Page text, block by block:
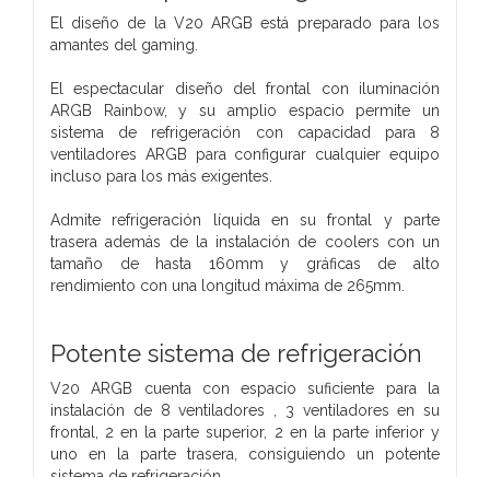
El diseño de la V20 ARGB está preparado para los
amantes del gaming.
El espectacular diseño del frontal con iluminación
ARGB Rainbow, y su amplio espacio permite un
sistema de refrigeración con capacidad para 8
ventiladores ARGB para configurar cualquier equipo
incluso para los más exigentes.
Admite refrigeración líquida en su frontal y parte
trasera además de la instalación de coolers con un
tamaño de hasta 160mm y gráficas de alto
rendimiento con una longitud máxima de 265mm.
Potente sistema de refrigeración
V20 ARGB cuenta con espacio suficiente para la
instalación de 8 ventiladores , 3 ventiladores en su
frontal, 2 en la parte superior, 2 en la parte inferior y
uno en la parte trasera, consiguiendo un potente